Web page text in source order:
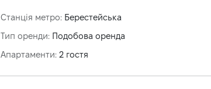
Станція метро: Берестейська
Тип оренди: Подобова оренда
Апартаменти: 2 гостя